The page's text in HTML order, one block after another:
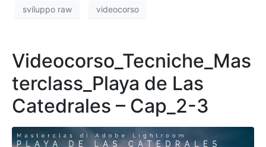
sviluppo raw videocorso
Videocorso_Tecniche_Mas
terclass_Playa de Las
Catedrales – Cap_2-3